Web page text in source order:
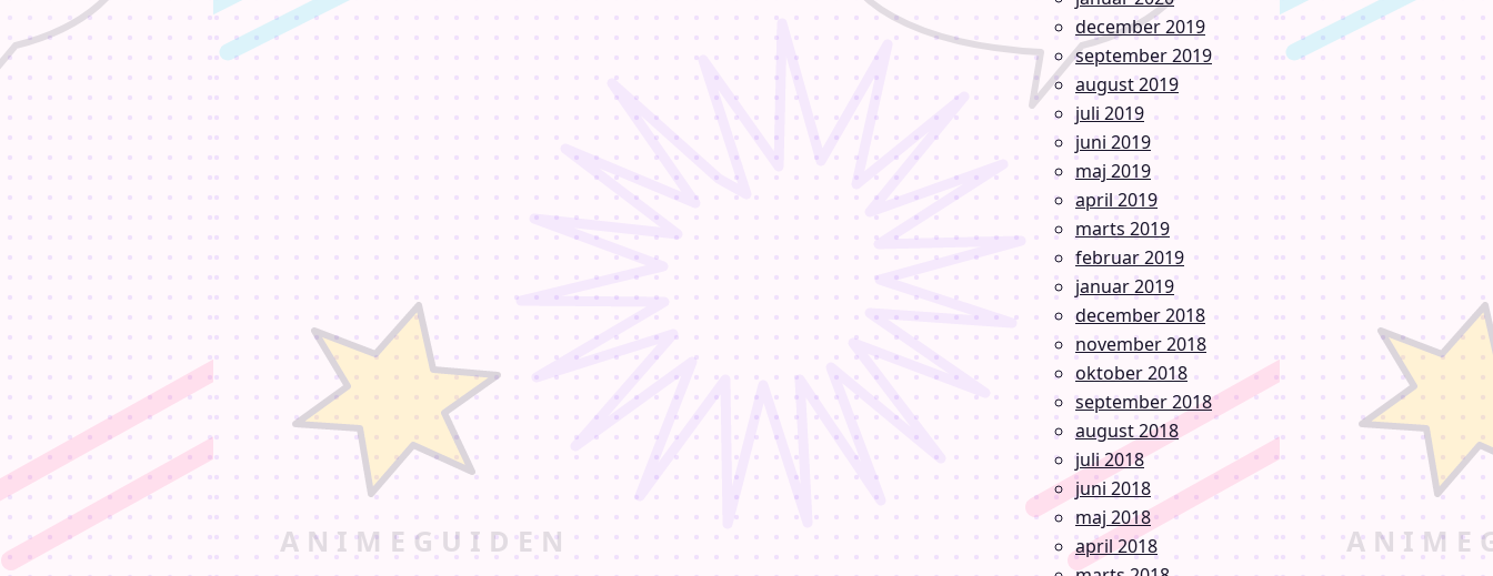
december 2019
september 2019
august 2019
juli 2019
juni 2019
maj 2019
april 2019
marts 2019
februar 2019
januar 2019
december 2018
november 2018
oktober 2018
september 2018
august 2018
juli 2018
juni 2018
maj 2018
april 2018